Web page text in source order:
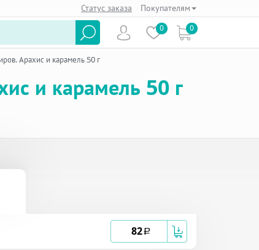
Статус заказа Покупателям
0 0
Арахис и карамель 50 г
и карамель 50 г
82a